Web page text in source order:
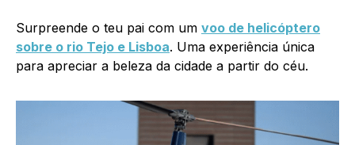
Surpreende o teu pai com um voo de helicóptero
sobre o rio Tejo e Lisboa. Uma experiência única
para apreciar a beleza da cidade a partir do céu.